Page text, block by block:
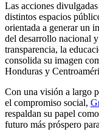
Las acciones
distintos espacios
orientada a generar un
del desarrollo nacional
transparencia, la
consolida su imagen
Honduras y
Con una visión a largo
el compromiso social,
respaldan su papel
futuro más próspero